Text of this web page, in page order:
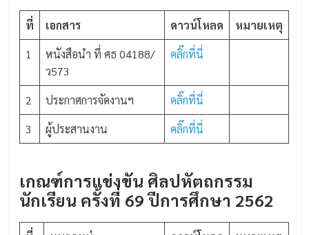
ที่ เอกสาร ดาวน์โหลด
หมายเหตุ
1
หนังสือนำ ที่ ศธ 04188/
ว573
คลิ๊กที่นี่
2 ประกาศการจัดงานฯ
คลิ๊กที่นี่
3
ผู้ประสานงาน คลิ๊กที่นี่
เกณฑ์การแข่งขัน ศิลปหัตถกรรม
นักเรียน ครั้งที่ 69 ปีการศึกษา 2562